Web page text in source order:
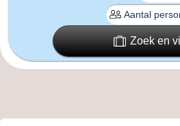
Geschiedenis
Diamantstad
Zoek en